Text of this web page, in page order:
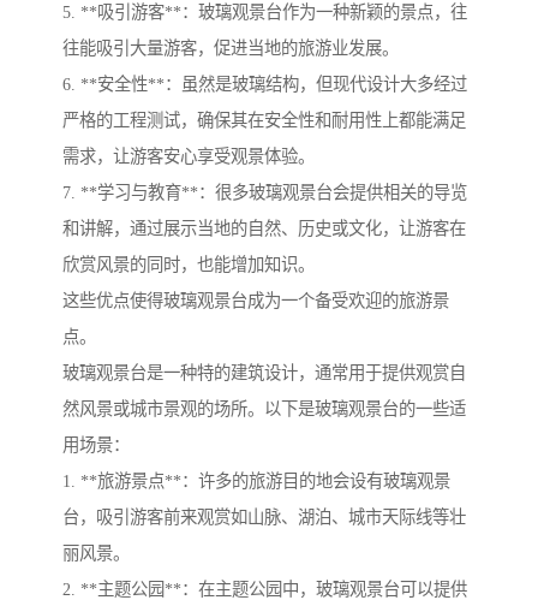
5. **吸引游客**：玻璃观景台作为一种新颖的景点，往
往能吸引大量游客，促进当地的旅游业发展。
6. **安全性**：虽然是玻璃结构，但现代设计大多经过
严格的工程测试，确保其在安全性和耐用性上都能满足
需求，让游客安心享受观景体验。
7. **学习与教育**：很多玻璃观景台会提供相关的导览
和讲解，通过展示当地的自然、历史或文化，让游客在
欣赏风景的同时，也能增加知识。
这些优点使得玻璃观景台成为一个备受欢迎的旅游景
点。
玻璃观景台是一种特的建筑设计，通常用于提供观赏自
然风景或城市景观的场所。以下是玻璃观景台的一些适
用场景：
1. **旅游景点**：许多的旅游目的地会设有玻璃观景
台，吸引游客前来观赏如山脉、湖泊、城市天际线等壮
丽风景。
2. **主题公园**：在主题公园中，玻璃观景台可以提供